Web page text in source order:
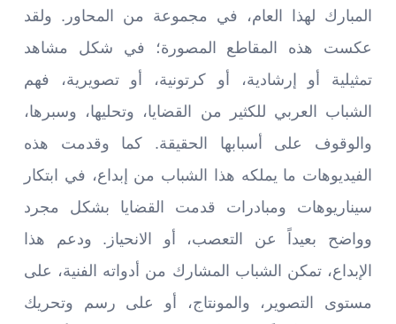
المبارك لهذا العام، في مجموعة من المحاور. ولقد
عكست هذه المقاطع المصورة؛ في شكل مشاهد
تمثيلية أو إرشادية، أو كرتونية، أو تصويرية، فهم
الشباب العربي للكثير من القضايا، وتحليها، وسبرها،
والوقوف على أسبابها الحقيقة. كما وقدمت هذه
الفيديوهات ما يملكه هذا الشباب من إبداع، في ابتكار
سيناريوهات ومبادرات قدمت القضايا بشكل مجرد
وواضح بعيداً عن التعصب، أو الانحياز. ودعم هذا
الإبداع، تمكن الشباب المشارك من أدواته الفنية، على
مستوى التصوير، والمونتاج، أو على رسم وتحريك